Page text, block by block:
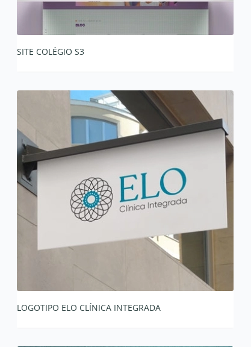
SITE COLÉGIO S3
LOGOTIPO ELO CLÍNICA INTEGRADA